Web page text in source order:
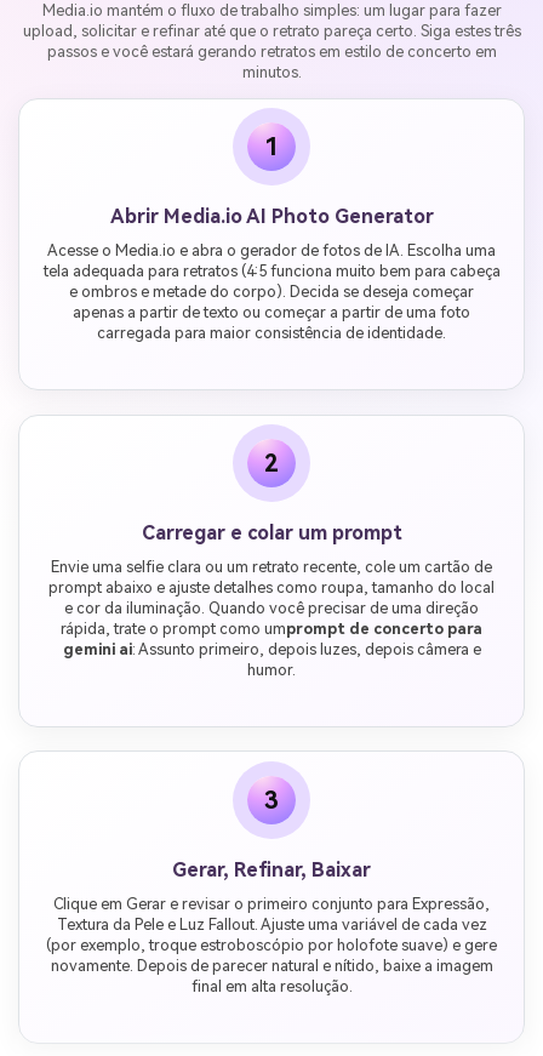
Media.io mantém o fluxo de trabalho simples: um lugar para fazer
upload, solicitar e refinar até que o retrato pareça certo. Siga estes três
passos e você estará gerando retratos em estilo de concerto em
minutos.
1
Abrir Media.io AI Photo Generator
Acesse o Media.io e abra o gerador de fotos de IA. Escolha uma
tela adequada para retratos (4:5 funciona muito bem para cabeça
e ombros e metade do corpo). Decida se deseja começar
apenas a partir de texto ou começar a partir de uma foto
carregada para maior consistência de identidade.
2
Carregar e colar um prompt
Envie uma selfie clara ou um retrato recente, cole um cartão de
prompt abaixo e ajuste detalhes como roupa, tamanho do local
e cor da iluminação. Quando você precisar de uma direção
rápida, trate o prompt como umprompt de concerto para
gemini ai: Assunto primeiro, depois luzes, depois câmera e
humor.
3
Gerar, Refinar, Baixar
Clique em Gerar e revisar o primeiro conjunto para Expressão,
Textura da Pele e Luz Fallout. Ajuste uma variável de cada vez
(por exemplo, troque estroboscópio por holofote suave) e gere
novamente. Depois de parecer natural e nítido, baixe a imagem
final em alta resolução.